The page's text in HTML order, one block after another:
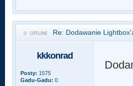
Re: Dodawanie
kkkonrad
Posty: 1575
Gadu-Gadu: 0